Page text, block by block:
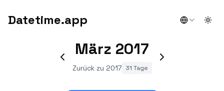
Datetime.app
März 2017
Zurück zu 2017 31 Tage